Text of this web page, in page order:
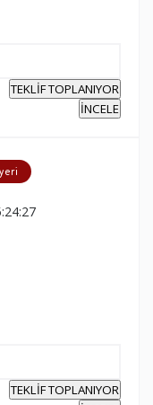
TEKLİF TOPLANIYOR
İNCELE
TEKLİF TOPLANIYOR